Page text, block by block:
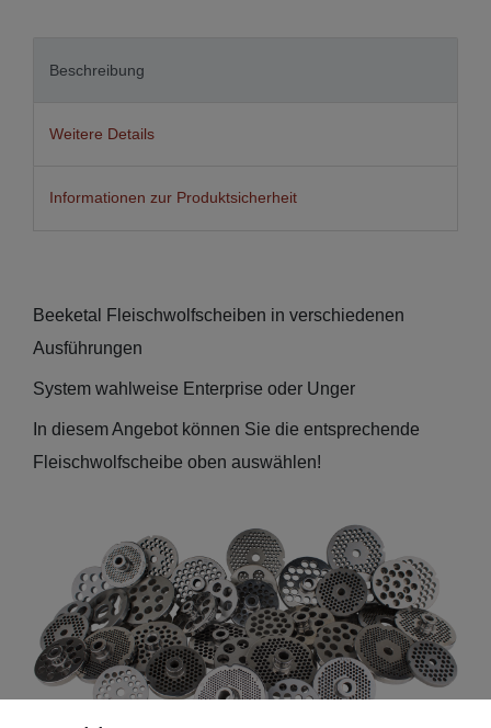
Beschreibung
Weitere Details
Informationen zur Produktsicherheit
Beeketal Fleischwolfscheiben in verschiedenen
Ausführungen
System wahlweise Enterprise oder Unger
In diesem Angebot können Sie die entsprechende
Fleischwolfscheibe oben auswählen!